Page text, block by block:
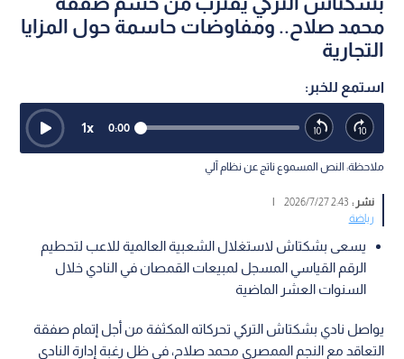
محمد صلاح.. ومفاوضات حاسمة حول المزايا
التجارية
استمع للخبر:
0:00
1x
ملاحظة: النص المسموع ناتج عن نظام آلي
نشر :2:43 2026/7/27
|
رياضة
يسعى بشكتاش لاستغلال الشعبية العالمية للاعب لتحطيم
الرقم القياسي المسجل لمبيعات القمصان في النادي خلال
السنوات العشر الماضية
يواصل نادي بشكتاش التركي تحركاته المكثفة من أجل إتمام صفقة
التعاقد مع النجم الممصري محمد صلاح، في ظل رغبة إدارة النادي